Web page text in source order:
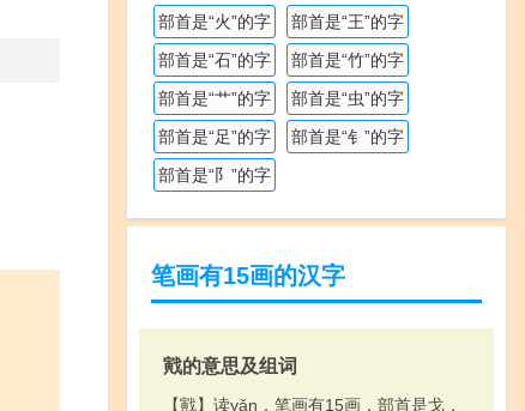
部首是“火”的字
部首是“王”的字
部首是“石”的字
部首是“竹”的字
部首是“艹”的字
部首是“虫”的字
部首是“足”的字
部首是“钅”的字
部首是“阝”的字
笔画有15画的汉字
戭的意思及组词
【戭】读yǎn，笔画有15画，部首是戈，